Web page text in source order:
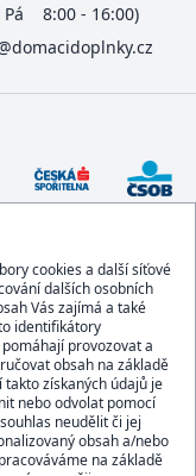
cookies a další síťové
dalších osobních
Vás zajímá a také
identifikátory
provozovat a
obsah na základě
získaných údajů je
nebo odvolat pomocí
neudělit či jej
obsah a/nebo
na základě
Pá 8:00 - 16:00)